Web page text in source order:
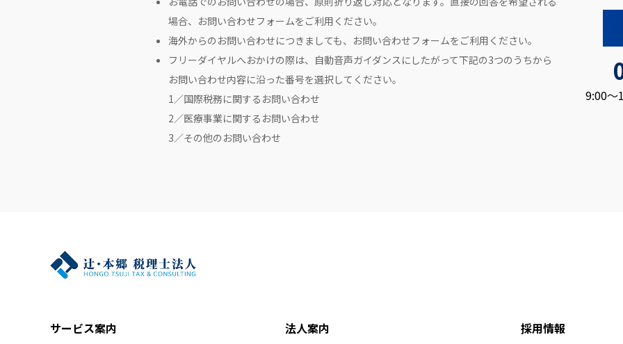
場合、お問い合わせフォームをご利用ください。
海外からのお問い合わせにつきましても、お問い合わせフォームをご利用ください。
フリーダイヤルへおかけの際は、自動音声ガイダンスにしたがって下記の3つのうちから
お問い合わせ内容に沿った番号を選択してください。
1／国際税務に関するお問い合わせ
2／医療事業に関するお問い合わせ
3／その他のお問い合わせ
9:00～
サービス案内 法人案内 採用情報